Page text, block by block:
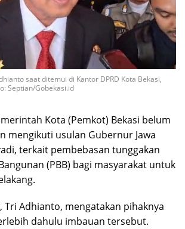
saat ditemui di Kantor DPRD Kota Bekasi,
Septian/Gobekasi.id
Kota (Pemkot) Bekasi belum
mengikuti usulan Gubernur Jawa
terkait pembebasan tunggakan
(PBB) bagi masyarakat untuk
Tri Adhianto, mengatakan pihaknya
dahulu imbauan tersebut.